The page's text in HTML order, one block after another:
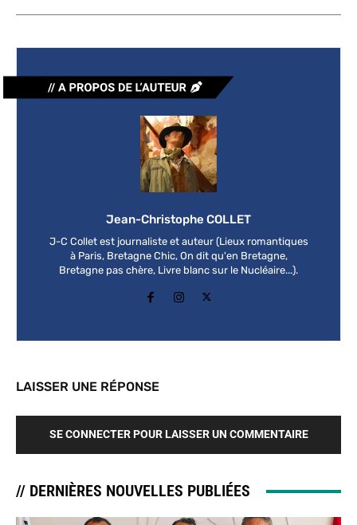
Jean-Christophe COLLET
J-C Collet est journaliste et auteur (Lieux romantiques
à Paris, Bretagne Chic, On dit qu'en Bretagne,
Bretagne pas chère, Livre blanc sur le Nucléaire...).
LAISSER UNE RÉPONSE
SE CONNECTER POUR LAISSER UN COMMENTAIRE
// DERNIÈRES NOUVELLES PUBLIÉES